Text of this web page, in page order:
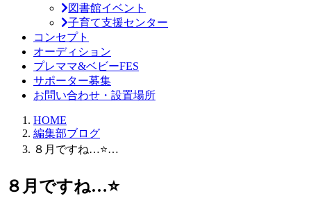
図書館イベント
子育て支援センター
コンセプト
オーディション
プレママ&ベビーFES
サポーター募集
お問い合わせ・設置場所
HOME
編集部ブログ
８月ですね…⭐…
８月ですね…⭐